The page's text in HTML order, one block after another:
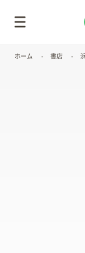
ホーム 書店